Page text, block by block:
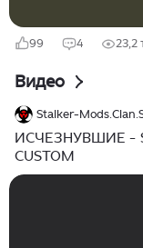
99 4 23,2
Видео
Stalker-
ИСЧЕЗНУВШИЕ -
CUSTOM